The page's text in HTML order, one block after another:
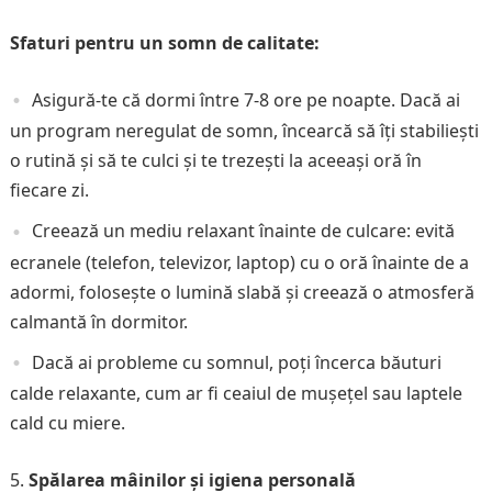
Sfaturi pentru un somn de calitate:
Asigură-te că dormi între 7-8 ore pe noapte. Dacă ai
un program neregulat de somn, încearcă să îți stabiliești
o rutină și să te culci și te trezești la aceeași oră în
fiecare zi.
Creează un mediu relaxant înainte de culcare: evită
ecranele (telefon, televizor, laptop) cu o oră înainte de a
adormi, folosește o lumină slabă și creează o atmosferă
calmantă în dormitor.
Dacă ai probleme cu somnul, poți încerca băuturi
calde relaxante, cum ar fi ceaiul de mușețel sau laptele
cald cu miere.
Spălarea mâinilor și igiena personală